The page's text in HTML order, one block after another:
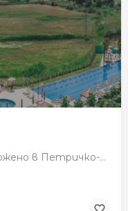
Село Марикостиново е разположено в Петричко-Санданската котловина на левия бряг на река Струма. Според стара…